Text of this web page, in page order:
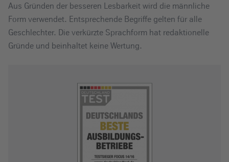
Aus Gründen der besseren Lesbarkeit wird die männliche
Form verwendet. Entsprechende Begriffe gelten für alle
Geschlechter. Die verkürzte Sprachform hat redaktionelle
Gründe und beinhaltet keine Wertung.